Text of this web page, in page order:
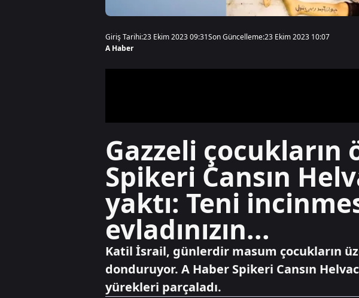
Giriş Tarihi:23 Ekim 2023 09:31Son Güncelleme:23 Ekim 2023 10:07
A Haber
Gazzeli
Spikeri Cansın
yaktı: Teni
evladınızın...
Katil İsrail, günlerdir masum çocukların
donduruyor. A Haber Spikeri Cansın
yürekleri parçaladı.